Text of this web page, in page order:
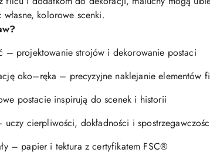
kolorowe scenki.
– projektowanie strojów i dekorowanie postaci
oko–ręka – precyzyjne naklejanie elementów
postacie inspirują do scenek i historii
cierpliwości, dokładności i
– papier i tektura z certyfikatem FSC®